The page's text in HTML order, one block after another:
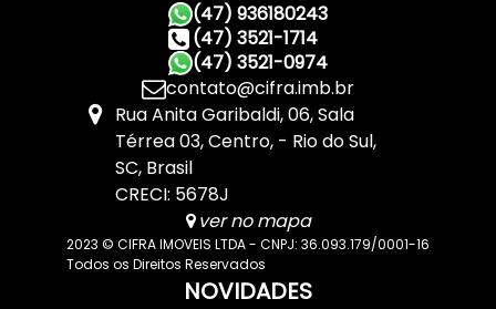
(47) 936180243
(47) 3521-1714
(47) 3521-0974
contato@cifra.imb.br
Rua Anita Garibaldi,06,Sala
Térrea 03,Centro, Rio do Sul,
SC, Brasil
CRECI: 5678J
ver no mapa
2023 © CIFRA IMOVEIS LTDA - CNPJ: 36.093.179/0001-16
Todos os Direitos Reservados
NOVIDADES